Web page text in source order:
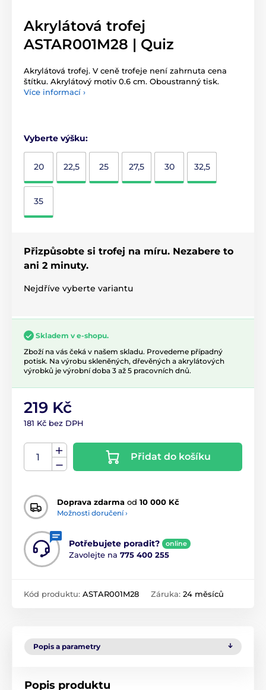
Akrylátová trofej
ASTAR001M28 | Quiz
Akrylátová trofej. V ceně trofeje není zahrnuta cena
štítku. Akrylátový motiv 0.6 cm. Oboustranný tisk.
Více informací ›
Vyberte výšku:
20 22,5 25 27,5 30 32,5
35
Přizpůsobte si trofej na míru. Nezabere to
ani 2 minuty.
Nejdříve vyberte variantu
Skladem v e-shopu.
Zboží na vás čeká v našem skladu. Provedeme případný
potisk. Na výrobu skleněných, dřevěných a akrylátových
výrobků je výrobní doba 3 až 5 pracovních dnů.
219 Kč
181 Kč bez DPH
Přidat do košíku
Doprava zdarma od 10 000 Kč
Možnosti doručení ›
Potřebujete poradit? online
Zavolejte na 775 400 255
Kód produktu: ASTAR001M28 Záruka: 24 měsíců
Popis a parametry
Popis produktu